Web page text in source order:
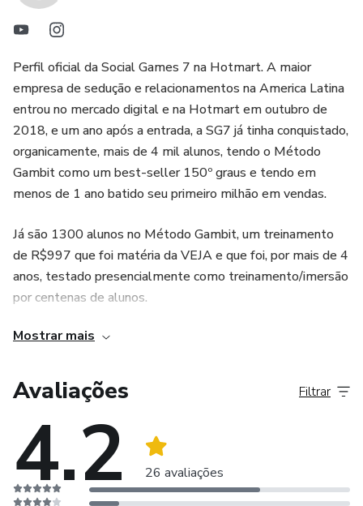
Perfil oficial da Social Games 7 na Hotmart. A maior
empresa de sedução e relacionamentos na America Latina
entrou no mercado digital e na Hotmart em outubro de
2018, e um ano após a entrada, a SG7 já tinha conquistado,
organicamente, mais de 4 mil alunos, tendo o Método
Gambit como um best-seller 150º graus e tendo em
menos de 1 ano batido seu primeiro milhão em vendas.
Já são 1300 alunos no Método Gambit, um treinamento
de R$997 que foi matéria da VEJA e que foi, por mais de 4
anos, testado presencialmente como treinamento/imersão
por centenas de alunos.
Já são mais de 2000 alunos no Vencendo A Rejeição, o
interagir socialmente.
A SG7 fechou temporariamente as afiliações para
reorganizar sua estrutura interna mas voltará em breve.
Estamos preparando novos produtos de entrada low-
tickets tais como ebooks e mini-treinamentos, para
Mostrar mais
Avaliações
4.2 26 avaliações
Filtrar